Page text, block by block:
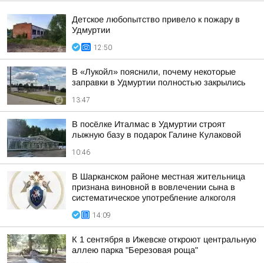
Детское любопытство привело к пожару в
Удмуртии
12:50
В «Лукойл» пояснили, почему некоторые
заправки в Удмуртии полностью закрылись
13:47
В посёлке Италмас в Удмуртии строят
лыжную базу в подарок Галине Кулаковой
10:46
В Шарканском районе местная жительница
признана виновной в вовлечении сына в
систематическое употребление алкоголя
14:09
К 1 сентября в Ижевске откроют центральную
аллею парка "Березовая роща"